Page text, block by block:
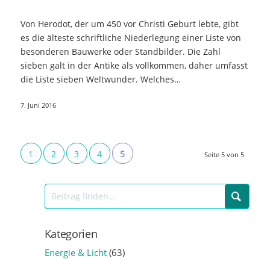
Von Herodot, der um 450 vor Christi Geburt lebte, gibt
es die älteste schriftliche Niederlegung einer Liste von
besonderen Bauwerke oder Standbilder. Die Zahl
sieben galt in der Antike als vollkommen, daher umfasst
die Liste sieben Weltwunder. Welches…
7. Juni 2016
Seite 5 von 5
1 2 3 4 5
Kategorien
Energie & Licht(63)